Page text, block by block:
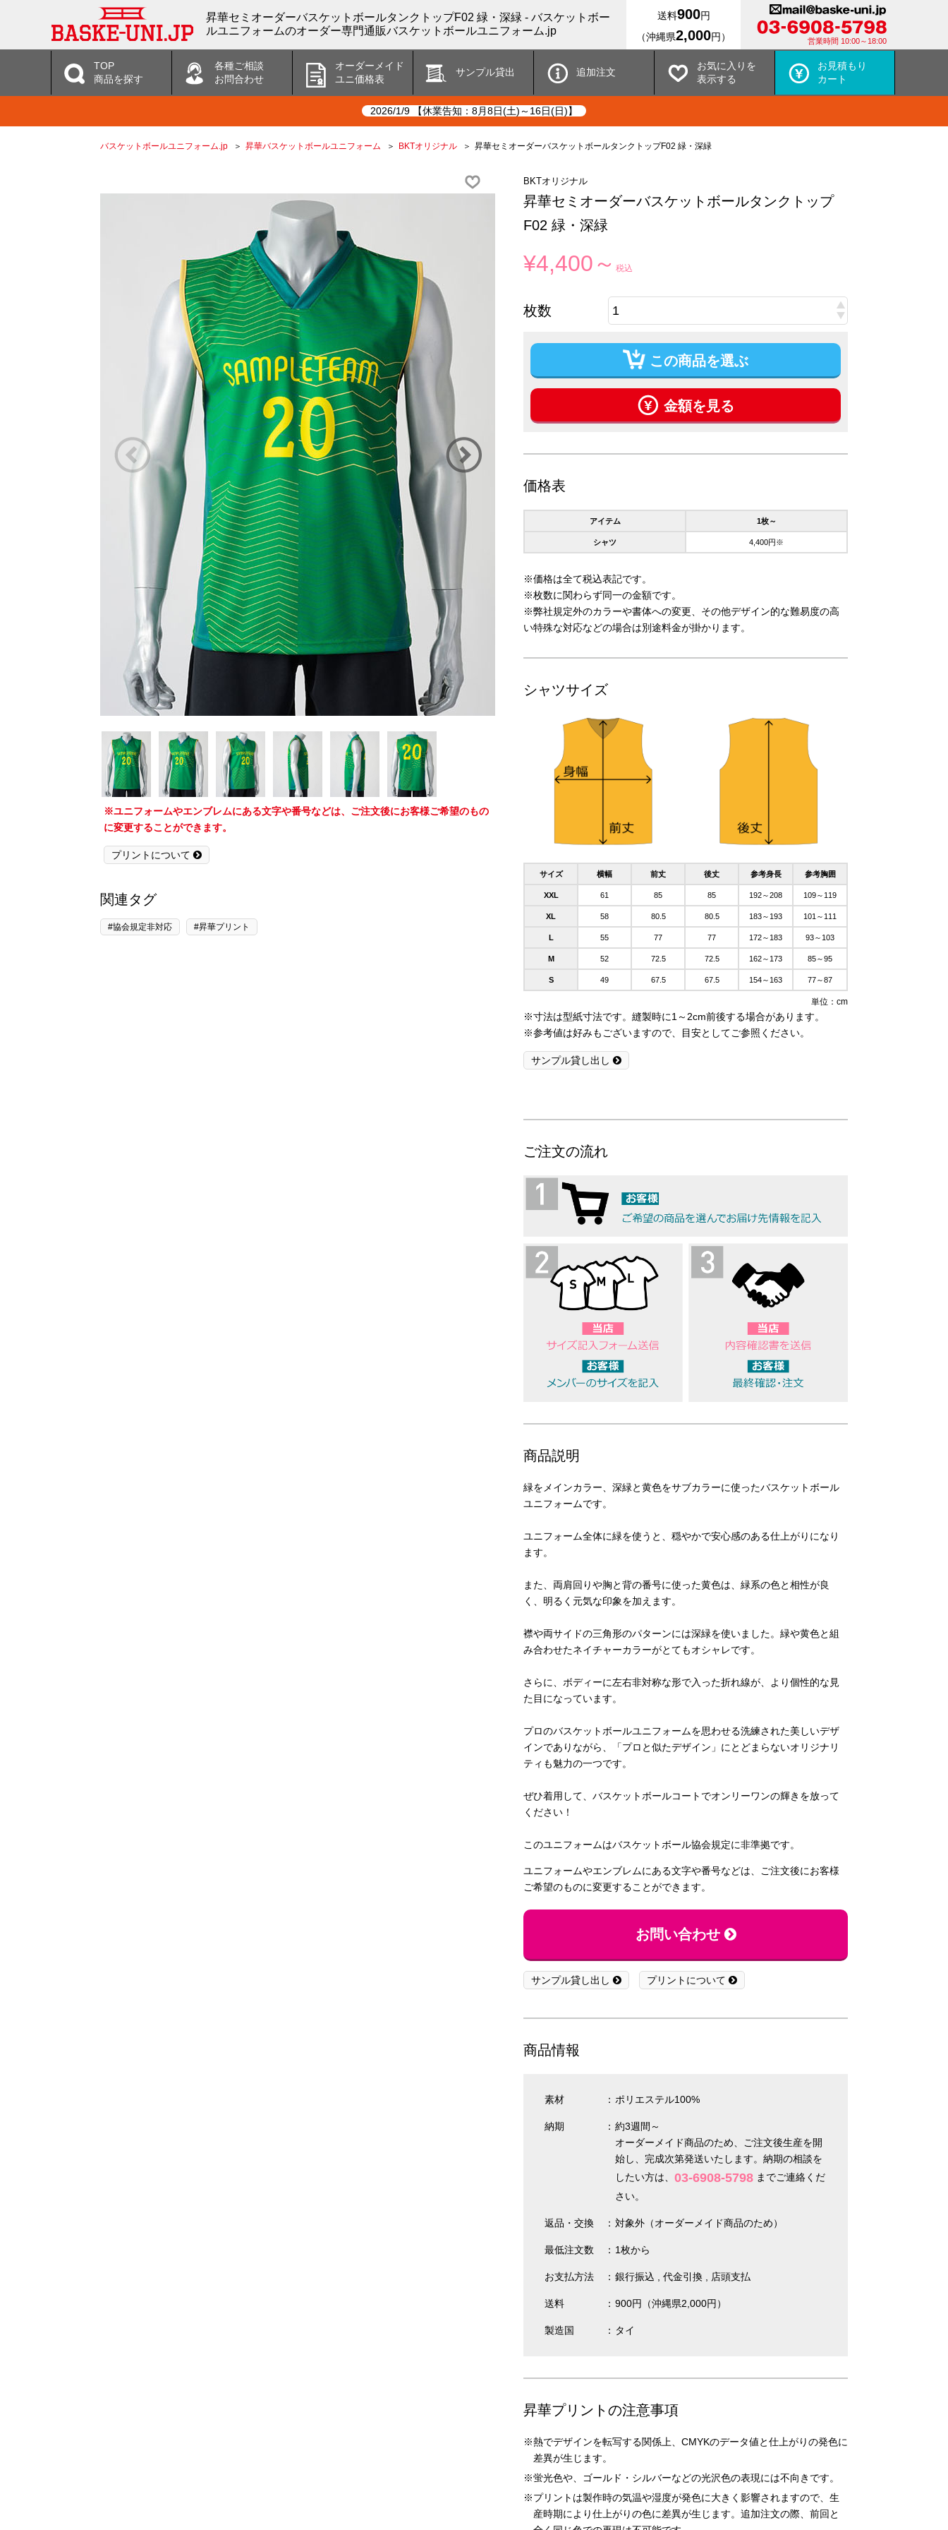
昇華セミオーダーバスケットボールタンクトップF02 緑・深緑 - バスケットボー
ルユニフォームのオーダー専門通販バスケットボールユニフォーム.jp
送料900円
（沖縄県2,000円） 営業時間 10:00～18:00
TOP
商品を探す
各種ご相談
お問合わせ
オーダーメイド
ユニ価格表
サンプル貸出 追加注文
お気に入りを
表示する
お見積もり
カート
2026/1/9 【休業告知：8月8日(土)～16日(日)】
バスケットボールユニフォーム.jp 昇華バスケットボールユニフォーム BKTオリジナル 昇華セミオーダーバスケットボールタンクトップF02 緑・深緑
※ユニフォームやエンブレムにある文字や番号などは、ご注文後にお客様ご希望のもの
に変更することができます。
プリントについて
関連タグ
#協会規定非対応 #昇華プリント
BKTオリジナル
昇華セミオーダーバスケットボールタンクトップ
F02 緑・深緑
¥4,400～ 税込
枚数
この商品を選ぶ
金額を見る
価格表
アイテム 1枚～
シャツ 4,400円※
※価格は全て税込表記です。
※枚数に関わらず同一の金額です。
※弊社規定外のカラーや書体への変更、その他デザイン的な難易度の高
い特殊な対応などの場合は別途料金が掛かります。
シャツサイズ
サイズ 横幅 前丈 後丈 参考身長 参考胸囲
XXL 61 85 85 192～208 109～119
XL 58 80.5 80.5 183～193 101～111
L 55 77 77 172～183 93～103
M 52 72.5 72.5 162～173 85～95
S 49 67.5 67.5 154～163 77～87
単位：cm
※寸法は型紙寸法です。縫製時に1～2cm前後する場合があります。
※参考値は好みもございますので、目安としてご参照ください。
サンプル貸し出し
ご注文の流れ
商品説明
緑をメインカラー、深緑と黄色をサブカラーに使ったバスケットボール
ユニフォームです。
ユニフォーム全体に緑を使うと、穏やかで安心感のある仕上がりになり
ます。
また、両肩回りや胸と背の番号に使った黄色は、緑系の色と相性が良
く、明るく元気な印象を加えます。
襟や両サイドの三角形のパターンには深緑を使いました。緑や黄色と組
み合わせたネイチャーカラーがとてもオシャレです。
さらに、ボディーに左右非対称な形で入った折れ線が、より個性的な見
た目になっています。
プロのバスケットボールユニフォームを思わせる洗練された美しいデザ
インでありながら、「プロと似たデザイン」にとどまらないオリジナリ
ティも魅力の一つです。
ぜひ着用して、バスケットボールコートでオンリーワンの輝きを放って
ください！
このユニフォームはバスケットボール協会規定に非準拠です。
ユニフォームやエンブレムにある文字や番号などは、ご注文後にお客様
ご希望のものに変更することができます。
お問い合わせ
サンプル貸し出し プリントについて
商品情報
素材 ポリエステル100%
納期
約3週間～
オーダーメイド商品のため、ご注文後生産を開
始し、完成次第発送いたします。納期の相談を
したい方は、 03-6908-5798 までご連絡くだ
さい。
返品・交換 対象外（オーダーメイド商品のため）
最低注文数 1枚から
お支払方法 銀行振込 代金引換 店頭支払
送料 900円（沖縄県2,000円）
製造国 タイ
昇華プリントの注意事項
熱でデザインを転写する関係上、CMYKのデータ値と仕上がりの発色に
差異が生じます。
蛍光色や、ゴールド・シルバーなどの光沢色の表現には不向きです。
プリントは製作時の気温や湿度が発色に大きく影響されますので、生
産時期により仕上がりの色に差異が生じます。追加注文の際、前回と